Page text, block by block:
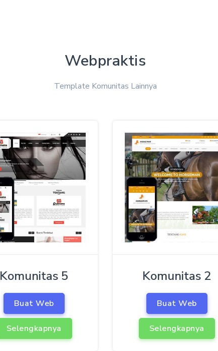
Webpraktis
Template Komunitas Lainnya
Komunitas 5
Buat Web
Selengkapnya
Komunitas 2
Buat Web
Selengkapnya